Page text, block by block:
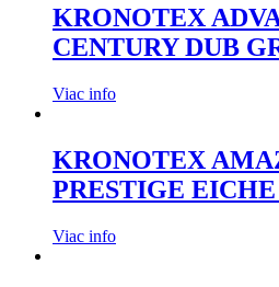
KRONOTEX
CENTURY DUB
Viac info
KRONOTEX
PRESTIGE
Viac info